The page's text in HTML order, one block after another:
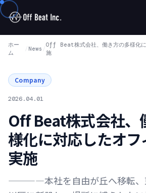
ホー
ム
/ News /
Off Beat株式会社、働き方の多様化に
施
Company
2026.04.01
Off Beat株式会社、
様化に対応したオフ
実施
————本社を自由が丘へ移転